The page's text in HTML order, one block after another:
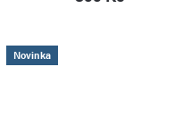
Novinka